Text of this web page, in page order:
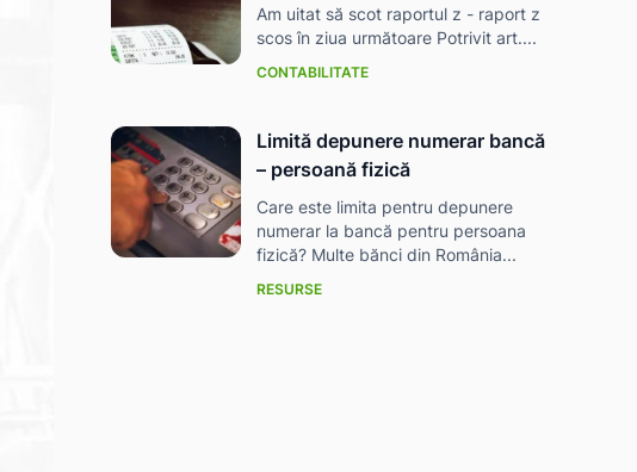
Am uitat să scot raportul z - raport z
scos în ziua următoare Potrivit art....
CONTABILITATE
Limită depunere numerar bancă
– persoană fizică
Care este limita pentru depunere
numerar la bancă pentru persoana
fizică? Multe bănci din România...
RESURSE